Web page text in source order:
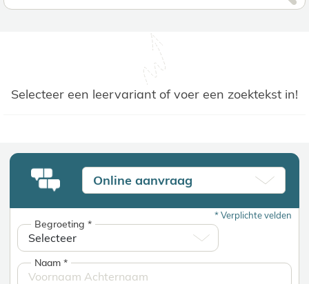
Selecteer een leervariant of voer een zoektekst in!
Online aanvraag
*Verplichte velden
Begroeting*
Naam*